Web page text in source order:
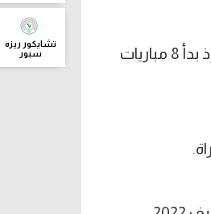
ولم يلعب نونيز أساسيا تحت قيادة الهولندي أرني سلوت المدير الفني لليفربول، إذ بدأ 8 مباريات
تشايكور ريزه
سبور